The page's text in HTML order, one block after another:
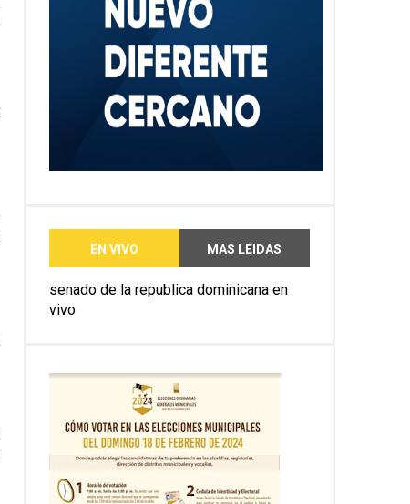
EN VIVO MAS LEIDAS
senado de la republica dominicana en
vivo